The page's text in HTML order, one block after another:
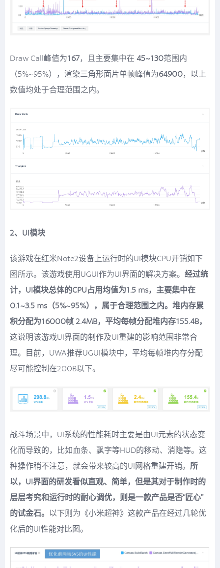
Draw Call峰值为167，且主要集中在 45~130范围内
（5%~95%），渲染三角形面片单帧峰值为64900，以上
数值均处于合理范围之内。
2、UI模块
该游戏在红米Note2设备上运行时的UI模块CPU开销如下
图所示。该游戏使用UGUI作为UI界面的解决方案。 经过统
计，UI模块总体的CPU占用均值为1.5 ms，主要集中在
0.1~3.5 ms（5%~95%），属于合理范围之内。堆内存累
积分配为16000帧 2.4MB，平均每帧分配堆内存155.4B，
这说明该游戏UI界面的制作及UI重建的影响范围非常合
理。目前，UWA推荐UGUI模块中，平均每帧堆内存分配
尽可能控制在200B以下。
战斗场景中，UI系统的性能耗时主要是由UI元素的状态变
化而导致的，比如血条、飘字等HUD的移动、消隐等。这
种操作稍不注意，就会带来较高的UI网格重建开销。 所
以，UI界面的研发看似直观、简单，但是其对于制作时的
层层考究和运行时的耐心调优，则是一款产品是否“匠心”
的试金石。 以下则为《小米超神》这款产品在经过几轮优
化后的UI性能对比图。